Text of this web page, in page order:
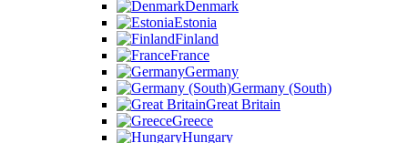
Denmark
Estonia
Finland
France
Germany
Germany (South)
Great Britain
Greece
Hungary